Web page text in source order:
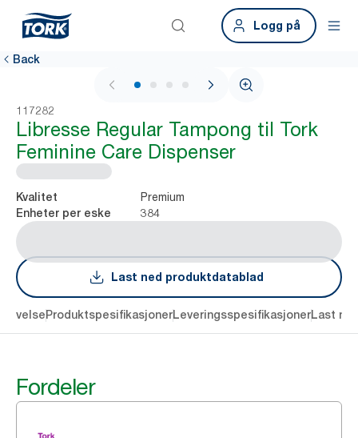
Logg på
Back
1 / 4
117282
Libresse Regular Tampong til Tork
Feminine Care Dispenser
Kvalitet Premium
Enheter per eske 384
Last ned produktdatablad
ProduktspesifikasjonerLeveringsspesifikasjonerLast
Fordeler